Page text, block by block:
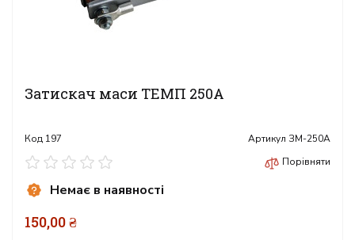
Затискач маси ТЕМП 250А
Код 197 Артикул ЗМ-250А
Порівняти
Немає в наявності
150,00 ₴